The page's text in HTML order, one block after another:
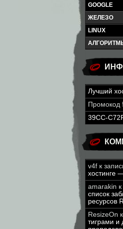
GOOGLE
ЖЕЛЕЗО
LINUX
Лучший
Промокод
39CC-
v4f к
хостинге
amarakin
список
ресурсов
ResizeOn
тиграми и